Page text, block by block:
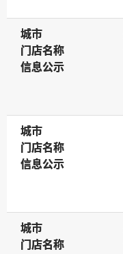
城市
城市
门店名称
门店名称
信息公示
信息公示
城市
城市
门店名称
门店名称
信息公示
信息公示
城市
城市
门店名称
门店名称